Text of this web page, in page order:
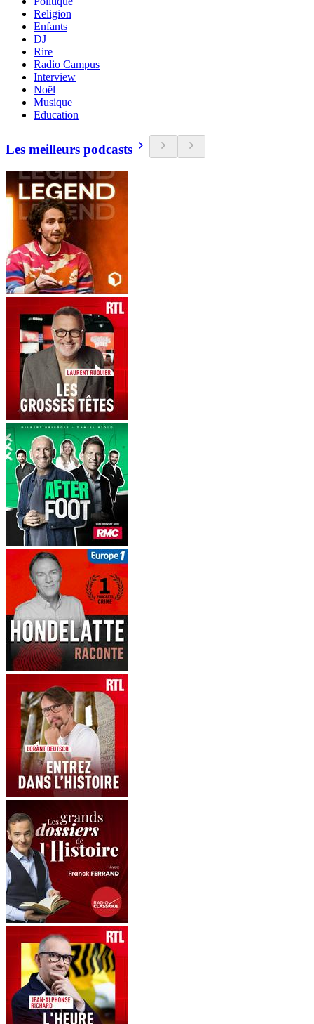
Religion
Enfants
DJ
Rire
Radio Campus
Interview
Noël
Musique
Education
Les meilleurs podcasts